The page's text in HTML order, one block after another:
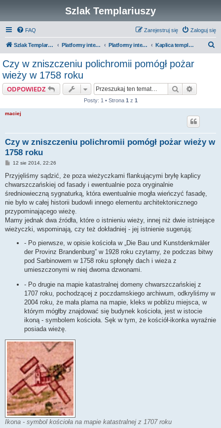
Szlak Templariuszy
FAQ Zaloguj się
Zarejestruj się
Szlak Templariuszy Platformy interaktywne Szlaku Templariuszy Platformy interaktywne - Miejsca związane z Templariuszami Kaplica templariuszy w Chwarszczanach
Czy w zniszczeniu polichromii pomógł pożar
wieży w 1758 roku
ODPOWIEDZ Szukaj
Posty: 1 • Strona 1 z 1
maciej
Czy w zniszczeniu polichromii pomógł pożar wieży w
1758 roku
P
s
12 sie 2014, 22:26
Przyjęliśmy sądzić, że poza wieżyczkami flankującymi bryłę kaplicy
chwarszczańskiej od fasady i ewentualnie poza oryginalnie
średniowieczną sygnaturką, która ewentualnie mogła wieńczyć fasadę,
nie było w całej historii budowli innego elementu architektonicznego
przypominającego wieżę.
Mamy jednak dwa źródła, które o istnieniu wieży, innej niż dwie istniejące
wieżyczki, wspominają, czy też dokładniej - jej istnienie sugerują:
- Po pierwsze, w opisie kościoła w „Die Bau und Kunstdenkmäler
der Provinz Brandenburg” w 1928 roku czytamy, że podczas bitwy
pod Sarbinowem w 1758 roku spłonęły dach i wieża z
umieszczonymi w niej dwoma dzwonami.
- Po drugie na mapie katastralnej domeny chwarszczańskiej z
1707 roku, pochodzącej z poczdamskiego archiwum, odkryliśmy w
2004 roku, że mała plama na mapie, kleks w pobliżu miejsca, w
którym mógłby znajdować się budynek kościoła, jest w istocie
ikoną - symbolem kościoła. Sęk w tym, że kościół-ikonka wyraźnie
posiada wieżę.
Ikona - symbol kościoła na mapie katastralnej z 1707 roku